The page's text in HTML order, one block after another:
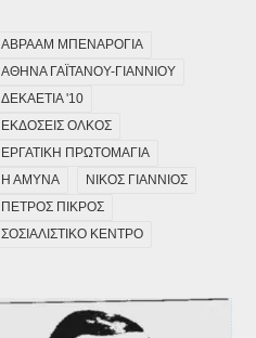
ΑΒΡΑΑΜ ΜΠΕΝΑΡΟΓΙΑ
ΑΘΗΝΑ ΓΑΪΤΑΝΟΥ-ΓΙΑΝΝΙΟΥ
ΔΕΚΑΕΤΙΑ '10
ΕΚΔΟΣΕΙΣ ΟΛΚΟΣ
ΕΡΓΑΤΙΚΗ ΠΡΩΤΟΜΑΓΙΑ
Η ΑΜΥΝΑ
ΝΙΚΟΣ ΓΙΑΝΝΙΟΣ
ΠΕΤΡΟΣ ΠΙΚΡΟΣ
ΣΟΣΙΑΛΙΣΤΙΚΟ ΚΕΝΤΡΟ